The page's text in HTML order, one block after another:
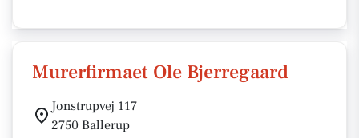
Murerfirmaet Ole Bjerregaard
Jonstrupvej 117
2750 Ballerup